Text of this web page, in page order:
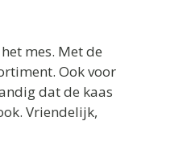
mes. Met de
Ook voor
dat de kaas
Vriendelijk,